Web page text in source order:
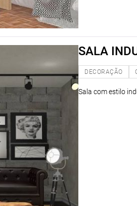
SALA
DECORAÇÃO
Sala com estilo